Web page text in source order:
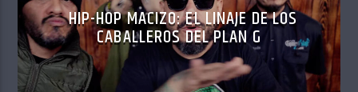
HIP-HOP MACIZO: EL LINAJE DE LOS
CABALLEROS DEL PLAN G